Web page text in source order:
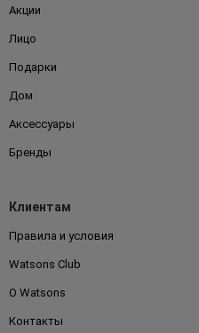
Акции
Лицо
Подарки
Дом
Аксессуары
Бренды
Клиентам
Правила и условия
Watsons Club
О Watsons
Контакты